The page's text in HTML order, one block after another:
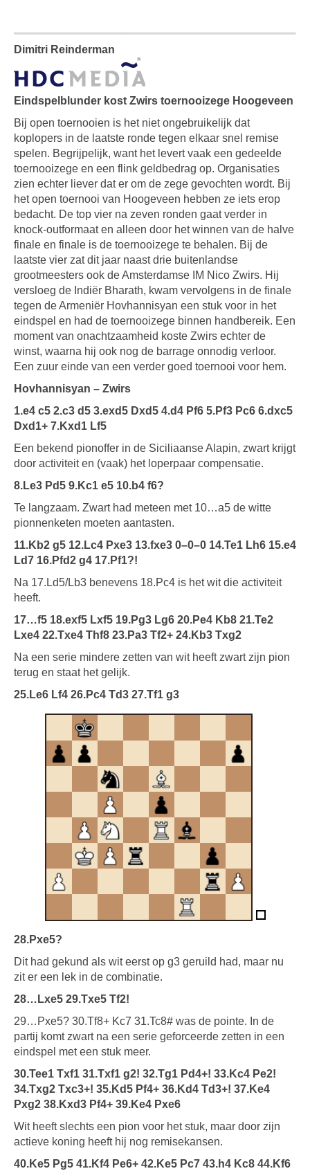
Dimitri Reinderman
Eindspelblunder kost Zwirs toernooizege Hoogeveen
Bij open toernooien is het niet ongebruikelijk dat
koplopers in de laatste ronde tegen elkaar snel remise
spelen. Begrijpelijk, want het levert vaak een gedeelde
toernooizege en een flink geldbedrag op. Organisaties
zien echter liever dat er om de zege gevochten wordt. Bij
het open toernooi van Hoogeveen hebben ze iets erop
bedacht. De top vier na zeven ronden gaat verder in
knock-outformaat en alleen door het winnen van de halve
finale en finale is de toernooizege te behalen. Bij de
laatste vier zat dit jaar naast drie buitenlandse
grootmeesters ook de Amsterdamse IM Nico Zwirs. Hij
versloeg de Indiër Bharath, kwam vervolgens in de finale
tegen de Armeniër Hovhannisyan een stuk voor in het
eindspel en had de toernooizege binnen handbereik. Een
moment van onachtzaamheid koste Zwirs echter de
winst, waarna hij ook nog de barrage onnodig verloor.
Een zuur einde van een verder goed toernooi voor hem.
Hovhannisyan – Zwirs
1.e4 c5 2.c3 d5 3.exd5 Dxd5 4.d4 Pf6 5.Pf3 Pc6 6.dxc5
Dxd1+ 7.Kxd1 Lf5
Een bekend pionoffer in de Siciliaanse Alapin, zwart krijgt
door activiteit en (vaak) het loperpaar compensatie.
8.Le3 Pd5 9.Kc1 e5 10.b4 f6?
Te langzaam. Zwart had meteen met 10…a5 de witte
pionnenketen moeten aantasten.
11.Kb2 g5 12.Lc4 Pxe3 13.fxe3 0–0–0 14.Te1 Lh6 15.e4
Ld7 16.Pfd2 g4 17.Pf1?!
Na 17.Ld5/Lb3 benevens 18.Pc4 is het wit die activiteit
heeft.
17…f5 18.exf5 Lxf5 19.Pg3 Lg6 20.Pe4 Kb8 21.Te2
Lxe4 22.Txe4 Thf8 23.Pa3 Tf2+ 24.Kb3 Txg2
Na een serie mindere zetten van wit heeft zwart zijn pion
terug en staat het gelijk.
25.Le6 Lf4 26.Pc4 Td3 27.Tf1 g3
28.Pxe5?
Dit had gekund als wit eerst op g3 geruild had, maar nu
zit er een lek in de combinatie.
28…Lxe5 29.Txe5 Tf2!
29…Pxe5? 30.Tf8+ Kc7 31.Tc8# was de pointe. In de
partij komt zwart na een serie geforceerde zetten in een
eindspel met een stuk meer.
30.Tee1 Txf1 31.Txf1 g2! 32.Tg1 Pd4+! 33.Kc4 Pe2!
34.Txg2 Txc3+! 35.Kd5 Pf4+ 36.Kd4 Td3+! 37.Ke4
Pxg2 38.Kxd3 Pf4+ 39.Ke4 Pxe6
Wit heeft slechts een pion voor het stuk, maar door zijn
actieve koning heeft hij nog remisekansen.
40.Ke5 Pg5 41.Kf4 Pe6+ 42.Ke5 Pc7 43.h4 Kc8 44.Kf6